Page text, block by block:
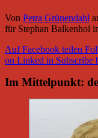
Von Petra Grünendahl
für Stephan Balkenhol
Auf Facebook teilen
on Linked in Subscribe
Im Mittelpunkt: